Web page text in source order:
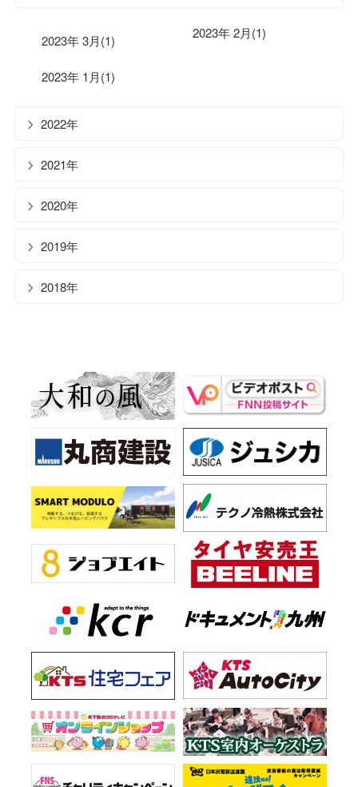
2023年 3月(1) 2023年 2月(1)
2023年 1月(1)
2022年
2021年
2020年
2019年
2018年